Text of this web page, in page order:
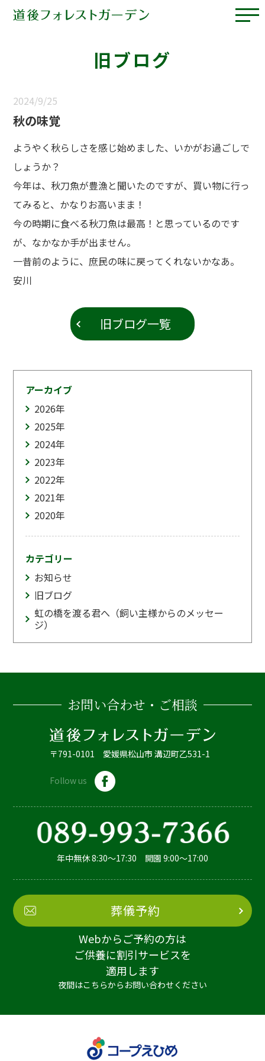
旧ブログ
2024/9/25
秋の味覚
ようやく秋らしさを感じ始めました、いかがお過ごしで
しょうか？
今年は、秋刀魚が豊漁と聞いたのですが、買い物に行っ
てみると、かなりお高いまま！
今の時期に食べる秋刀魚は最高！と思っているのです
が、なかなか手が出ません。
一昔前のように、庶民の味に戻ってくれないかなあ。
安川
旧ブログ一覧
アーカイブ
2026年
2025年
2024年
2023年
2022年
2021年
2020年
カテゴリー
お知らせ
旧ブログ
虹の橋を渡る君へ（飼い主様からのメッセー
ジ）
お問い合わせ・ご相談
〒791-0101 愛媛県松山市 溝辺町乙531-1
Follow us
年中無休 8:30～17:30 開園 9:00～17:00
葬儀予約
Webからご予約の方は
ご供養に割引サービスを
適用します
夜間はこちらからお問い合わせください